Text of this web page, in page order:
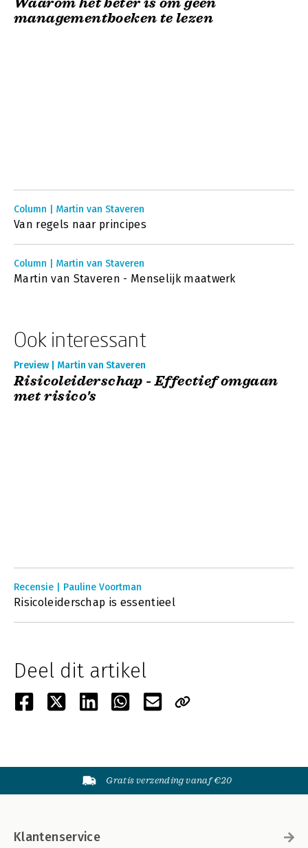
managementboeken te lezen
Column | Martin van Staveren
Van regels naar principes
Column | Martin van Staveren
Martin van Staveren - Menselijk maatwerk
Ook interessant
Preview | Martin van Staveren
Risicoleiderschap - Effectief omgaan
met risico's
Recensie | Pauline Voortman
Risicoleiderschap is essentieel
Deel dit artikel
Gratis verzending vanaf €20
Klantenservice